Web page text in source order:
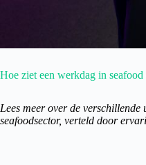
Hoe ziet een werkdag in seafood
Lees meer over de verschillende
seafoodsector, verteld door